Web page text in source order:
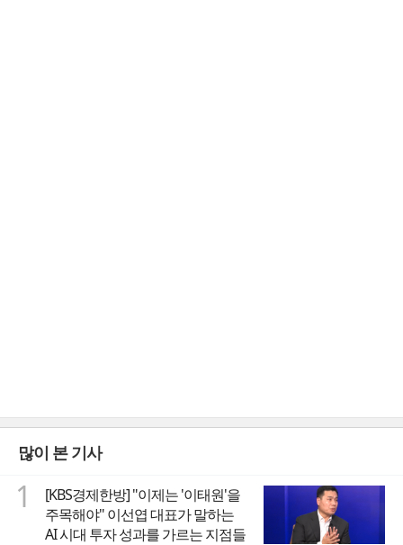
많이 본 기사
1
[KBS경제한방] "이제는 '이태원'을
주목해야" 이선엽 대표가 말하는
AI 시대 투자 성과를 가르는 지점들